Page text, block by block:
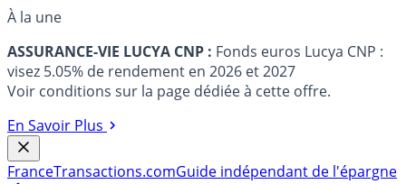
À la une
ASSURANCE-VIE LUCYA CNP : Fonds euros Lucya CNP :
visez 5.05% de rendement en 2026 et 2027
Voir conditions sur la page dédiée à cette offre.
En Savoir Plus
FranceTransactions.comGuide indépendant de l'épargne